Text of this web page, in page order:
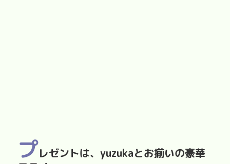
プレゼントは、yuzukaとお揃いの豪華